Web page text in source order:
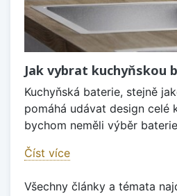
Jak vybrat kuchyňskou
Kuchyňská baterie, stejně
pomáhá udávat design celé
bychom neměli výběr
Číst více
Všechny články a témata